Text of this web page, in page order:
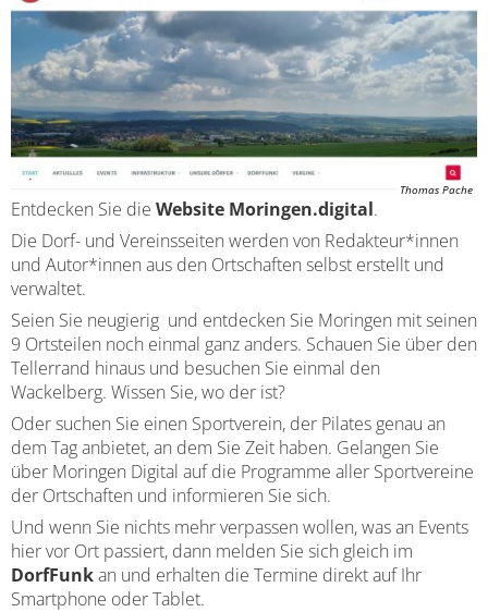
Ausschreibungen
Feuerwehren
Schiedsamt Moringen
Wahlen Kommunalwahlen
Informationen über die Bestattungsarten
Essen & Trinken
Sehenswürdigkeiten
Disc Golf Parcours im Moringer Stadtpark
Flaakebad
Soziales & Gesundheit
Kirchen
Veranstaltungen
Mitfahrerbänke
Baulückenkataster
Baugebiete
Bauleitpläne im Beteiligungsverfahren
wirksame Bauleitpläne
Ver- und Entsorgung
Umwelt
Immobilien/Vermietung
Kriterienkatalog
Kinderbetreuung
Schulen
UND
DEN
DÖRFERN
(MORINGEN.DIGITAL)
Thomas Pache
Entdecken Sie die Website Moringen.digital.
Die Dorf- und Vereinsseiten werden von Redakteur*innen
und Autor*innen aus den Ortschaften selbst erstellt und
verwaltet.
Seien Sie neugierig und entdecken Sie Moringen mit seinen
9 Ortsteilen noch einmal ganz anders. Schauen Sie über den
Tellerrand hinaus und besuchen Sie einmal den
Wackelberg. Wissen Sie, wo der ist?
Oder suchen Sie einen Sportverein, der Pilates genau an
dem Tag anbietet, an dem Sie Zeit haben. Gelangen Sie
über Moringen Digital auf die Programme aller Sportvereine
der Ortschaften und informieren Sie sich.
Und wenn Sie nichts mehr verpassen wollen, was an Events
hier vor Ort passiert, dann melden Sie sich gleich im
DorfFunkan und erhalten die Termine direkt auf Ihr
Smartphone oder Tablet.